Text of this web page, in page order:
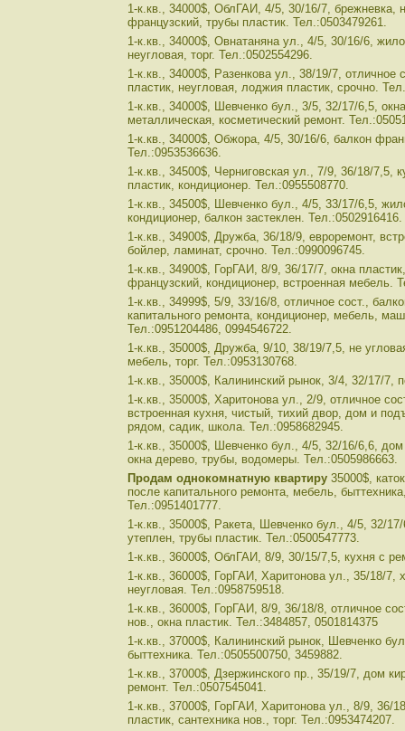
1-к.кв., 34000$, ОблГАИ, 4/5, 30/16/7, брежневка,
французский, трубы пластик. Тел.:0503479261.
1-к.кв., 34000$, Овнатаняна ул., 4/5, 30/16/6,
неугловая, торг. Тел.:0502554296.
1-к.кв., 34000$, Разенкова ул., 38/19/7, отличное
пластик, неугловая, лоджия пластик, срочно.
1-к.кв., 34000$, Шевченко бул., 3/5, 32/17/6,5,
металлическая, косметический ремонт.
1-к.кв., 34000$, Обжора, 4/5, 30/16/6, балкон
Тел.:0953536636.
1-к.кв., 34500$, Черниговская ул., 7/9, 36/18/7,5,
пластик, кондиционер. Тел.:0955508770.
1-к.кв., 34500$, Шевченко бул., 4/5, 33/17/6,5,
кондиционер, балкон застеклен. Тел.:0502916416.
1-к.кв., 34900$, Дружба, 36/18/9, евроремонт,
бойлер, ламинат, срочно. Тел.:0990096745.
1-к.кв., 34900$, ГорГАИ, 8/9, 36/17/7, окна
французский, кондиционер, встроенная мебель.
1-к.кв., 34999$, 5/9, 33/16/8, отличное сост.,
капитального ремонта, кондиционер, мебель,
Тел.:0951204486, 0994546722.
1-к.кв., 35000$, Дружба, 9/10, 38/19/7,5, не
мебель, торг. Тел.:0953130768.
1-к.кв., 35000$, Калининский рынок, 3/4, 32/17/7,
1-к.кв., 35000$, Харитонова ул., 2/9, отличное
встроенная кухня, чистый, тихий двор, дом и
рядом, садик, школа. Тел.:0958682945.
1-к.кв., 35000$, Шевченко бул., 4/5, 32/16/6,6,
окна дерево, трубы, водомеры. Тел.:0505986663.
Продам однокомнатную квартиру35000$,
после капитального ремонта, мебель,
Тел.:0951401777.
1-к.кв., 35000$, Ракета, Шевченко бул., 4/5, 32/
утеплен, трубы пластик. Тел.:0500547773.
1-к.кв., 36000$, ОблГАИ, 8/9, 30/15/7,5, кухня с
1-к.кв., 36000$, ГорГАИ, Харитонова ул., 35/18/7,
неугловая. Тел.:0958759518.
1-к.кв., 36000$, ГорГАИ, 8/9, 36/18/8, отличное
нов., окна пластик. Тел.:3484857, 0501814375
1-к.кв., 37000$, Калининский рынок, Шевченко
быттехника. Тел.:0505500750, 3459882.
1-к.кв., 37000$, Дзержинского пр., 35/19/7, дом
ремонт. Тел.:0507545041.
1-к.кв., 37000$, ГорГАИ, Харитонова ул., 8/9, 36/
пластик, сантехника нов., торг. Тел.:0953474207.